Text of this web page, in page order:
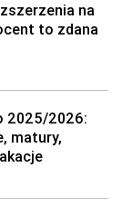
na
to zdana
2025/2026:
matury,